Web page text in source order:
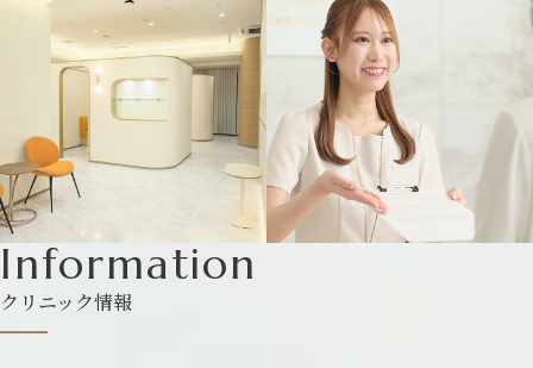
Information
クリニック情報